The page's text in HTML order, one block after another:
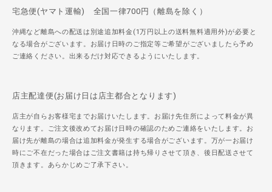
宅急便(ヤマト運輸) 全国一律700円（離島を除く）
沖縄など離島への配送は別途追加料金(1万円以上の送料無料適用外)が必要と
なる場合がございます。お届け日時のご指定等ご希望がございましたら予め
ご連絡ください。出来るだけ対応できるようにいたします。
店主配達便(お届け日は店主都合となります)
店主が自らお客様宅までお届けいたします。お届け先住所によって料金が異
なります。ご注文後改めてお届け日時の確認のためご連絡をいたします。お
届け先が離島の場合は追加料金が発生する場合がございます。万が一お届け
時にご不在だった場合はご注文書籍は持ち帰りさせて頂き、後日配送させて
頂きます。あらかじめご了承下さい。